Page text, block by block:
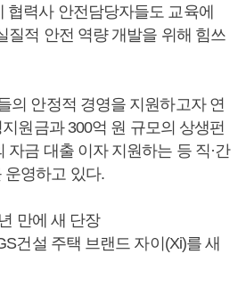
협력사 안전담당자들도 교육에
질적 안전 역량 개발을 위해 힘쓰
의 안정적 경영을 지원하고자 연
원금과 300억 원 규모의 상생펀
자금 대출 이자 지원하는 등 직·간
운영하고 있다.
만에 새 단장
건설 주택 브랜드 자이(Xi)를 새